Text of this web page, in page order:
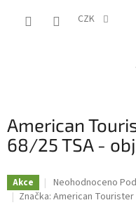
CZK
American
68/25 TSA -
Akce
Průměrné
hodnocení
Neohodnoceno
Značka: American Tourister